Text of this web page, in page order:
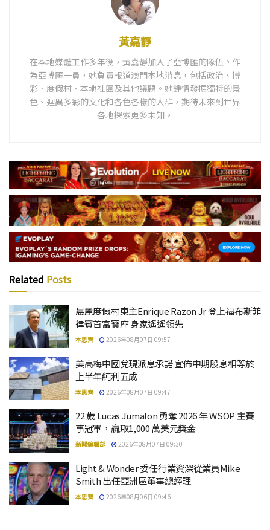
黃嘉靜
在本地媒體工作多年後，黃嘉靜加入了亞博匯的隊伍。作
為亞博匯一員，她負責報道澳門本地消息，包括政治、博
彩、度假村、本地社團及其他議題。她鍾情發掘獨特的景
色、迴異多彩的文化和各色各樣的人群，期待未來到世界
各地探索更多未知。
Related Posts
晨麗度假村東主Enrique Razon Jr 登上福布斯菲
律賓首富寶座 身家遙遙領先
本思齊 2026年08月07日 09:57
美高梅中國兌現派息承諾 宣佈中期股息相等於
上半年純利五成
本思齊 2026年08月07日 09:47
22 歲 Lucas Jumalon 勇奪 2026 年 WSOP 主賽
事冠軍，贏取1,000 萬美元獎金
新聞編輯部 2026年08月07日 09:30
Light & Wonder 委任行業資深從業員Mike
Smith 出任亞洲區董事總經理
本思齊 2026年08月06日 09:46